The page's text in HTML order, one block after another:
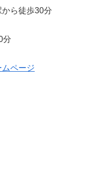
から徒歩30分
分
ページ